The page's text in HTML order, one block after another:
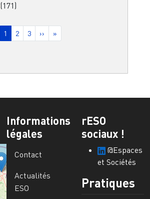
(171)
Page courante
1 Page
2 Page
3 Page suivante
›› Dernière page
»
Informations
légales
Contact
Actualités
ESO
rESO
sociaux !
@Espaces
et Sociétés
Pratiques